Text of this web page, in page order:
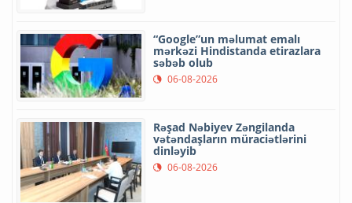
“Google”un məlumat emalı
mərkəzi Hindistanda etirazlara
səbəb olub
06-08-2026
Rəşad Nəbiyev Zəngilanda
vətəndaşların müraciətlərini
dinləyib
06-08-2026